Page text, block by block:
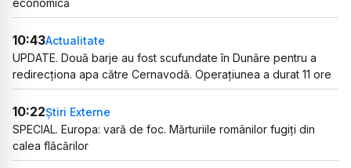
economică
10:43Actualitate
UPDATE. Două barje au fost scufundate în Dunăre pentru a
redirecționa apa către Cernavodă. Operațiunea a durat 11 ore
10:22Știri Externe
SPECIAL. Europa: vară de foc. Mărturiile românilor fugiți din
calea flăcărilor